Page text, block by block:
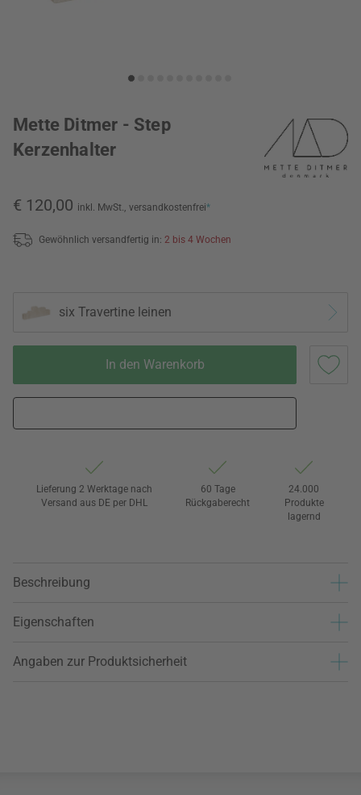
Mette Ditmer - Step
Kerzenhalter
€ 120,00 inkl. MwSt., versandkostenfrei*
Gewöhnlich versandfertig in: 2 bis 4 Wochen
six Travertine leinen
In den Warenkorb
Lieferung 2 Werktage nach
Versand aus DE per DHL
60 Tage
Rückgaberecht
24.000
Produkte
lagernd
Beschreibung
Eigenschaften
Angaben zur Produktsicherheit